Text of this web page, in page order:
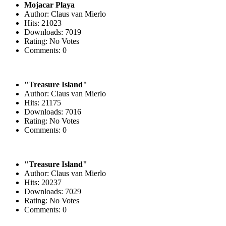
Mojacar Playa
Author: Claus van Mierlo
Hits: 21023
Downloads: 7019
Rating: No Votes
Comments: 0
"Treasure Island"
Author: Claus van Mierlo
Hits: 21175
Downloads: 7016
Rating: No Votes
Comments: 0
"Treasure Island"
Author: Claus van Mierlo
Hits: 20237
Downloads: 7029
Rating: No Votes
Comments: 0